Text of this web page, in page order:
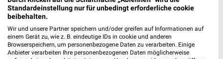
Standardeinstellung nur für unbedingt erforderliche cookie
beibehalten.
Wir und unsere Partner speichern und/oder greifen auf Informationen auf
einem Gerät zu, wie z. B. eindeutige IDs in cookie und anderen
Browserspeichern, um personenbezogene Daten zu verarbeiten. Einige
Anbieter verarbeiten Ihre personenbezogenen Daten möglicherweise